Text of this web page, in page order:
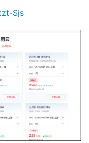
Sjs